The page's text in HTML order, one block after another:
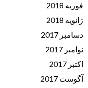
فوریه 2018
ژانویه 2018
دسامبر 2017
نوامبر 2017
اکتبر 2017
آگوست 2017